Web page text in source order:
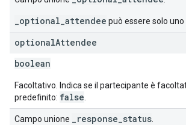
_optional_attendee può essere solo
optionalAttendee
boolean
Facoltativo. Indica se il partecipante è
predefinito: false
Campo unione _response_status